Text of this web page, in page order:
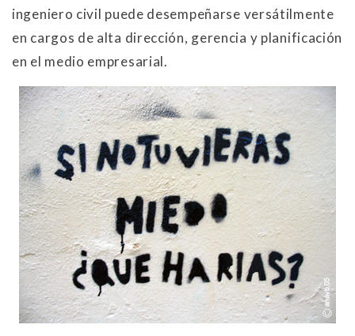
ingeniero civil puede desempeñarse versátilmente
en cargos de alta dirección, gerencia y planificación
en el medio empresarial.